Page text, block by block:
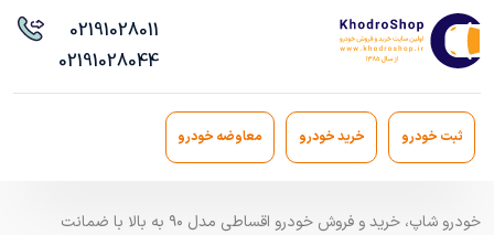
02191028011
02191028044
ثبت خودرو خرید خودرو معاوضه خودرو
خودرو شاپ، خرید و فروش خودرو اقساطی مدل ۹۰ به بالا با ضمانت